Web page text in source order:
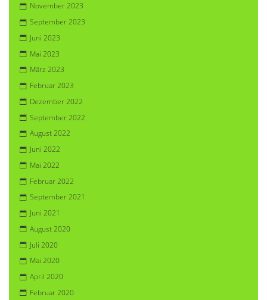
November 2023
September 2023
Juni 2023
Mai 2023
März 2023
Februar 2023
Dezember 2022
September 2022
August 2022
Juni 2022
Mai 2022
Februar 2022
September 2021
Juni 2021
August 2020
Juli 2020
Mai 2020
April 2020
Februar 2020